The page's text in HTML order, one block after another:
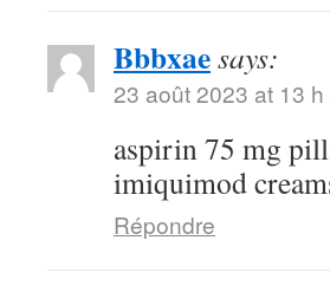
Bbbxaesays:
23 août 2023 at 13
aspirin 75 mg
imiquimod
Répondre